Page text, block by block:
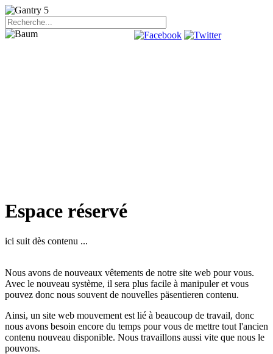
Espace réservé
ici suit dès contenu ...
Nous avons de nouveaux vêtements de notre site web pour vous.
Avec le nouveau système, il sera plus facile à manipuler et vous
pouvez donc nous souvent de nouvelles päsentieren contenu.
Ainsi, un site web mouvement est lié à beaucoup de travail, donc
nous avons besoin encore du temps pour vous de mettre tout l'ancien
contenu nouveau disponible. Nous travaillons aussi vite que nous le
pouvons.